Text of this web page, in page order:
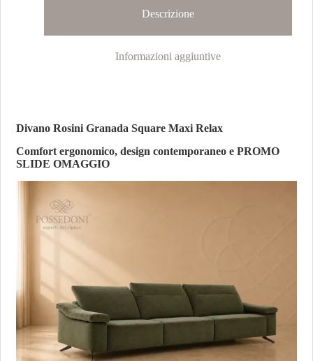
Descrizione
Informazioni aggiuntive
Divano Rosini Granada Square Maxi Relax
Comfort ergonomico, design contemporaneo e PROMO
SLIDEOMAGGIO